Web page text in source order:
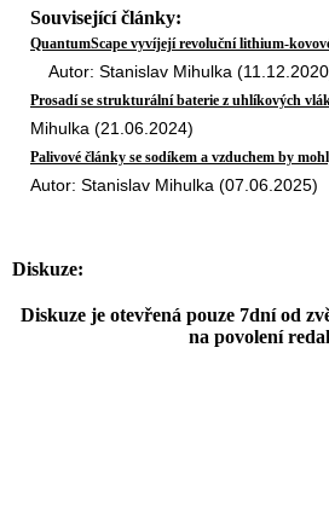
Související články:
QuantumScape vyvíjejí revoluční lithium-
Autor: Stanislav Mihulka
Prosadí se strukturální baterie z uhlíkových
Mihulka (21.06.2024)
Palivové články se sodíkem a vzduchem by
Autor: Stanislav Mihulka (07.06.2025)
Diskuze:
Diskuze je otevřená pouze 7dní od
na povolení